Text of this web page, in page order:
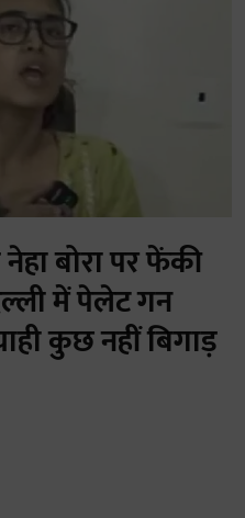
बोरा पर फेंकी
में पेलेट गन
कुछ नहीं बिगाड़